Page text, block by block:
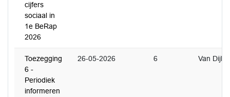
cijfers
sociaal in
1e BeRap
2026
Toezegging
6 -
Periodiek
informeren
26-05-2026 6 Van Dijk